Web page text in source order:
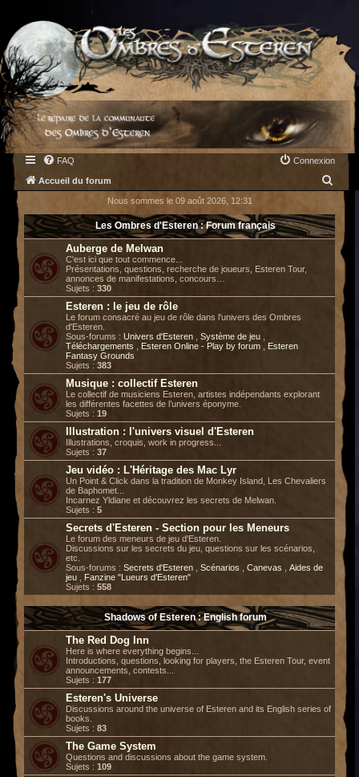
FAQ Connexion
Accueil du forum
c
h
c
Nous sommes le 09 août 2026, 12:31
Les Ombres d'Esteren : Forum français
Auberge de Melwan
C'est ici que tout commence...
Présentations, questions, recherche de joueurs, Esteren Tour,
annonces de manifestations, concours…
Sujets : 330
Esteren : le jeu de rôle
Le forum consacré au jeu de rôle dans l'univers des Ombres
d'Esteren.
Sous-forums : Univers d'Esteren Système de jeu
Téléchargements
Esteren Online - Play by forum
Esteren
Fantasy Grounds
Sujets : 383
Musique : collectif Esteren
Le collectif de musiciens Esteren, artistes indépendants explorant
les différentes facettes de l’univers éponyme.
Sujets : 19
Illustration : l'univers visuel d'Esteren
Illustrations, croquis, work in progress...
Sujets : 37
Jeu vidéo : L'Héritage des Mac Lyr
Un Point & Click dans la tradition de Monkey Island, Les Chevaliers
de Baphomet...
Incarnez Yldiane et découvrez les secrets de Melwan.
Sujets : 5
Secrets d'Esteren - Section pour les Meneurs
Le forum des meneurs de jeu d'Esteren.
Discussions sur les secrets du jeu, questions sur les scénarios,
etc.
Sous-forums : Secrets d'Esteren Scénarios Canevas
Aides de
jeu
Fanzine "Lueurs d'Esteren"
Sujets : 558
Shadows of Esteren : English forum
The Red Dog Inn
Here is where everything begins...
Introductions, questions, looking for players, the Esteren Tour, event
announcements, contests...
Sujets : 177
Esteren's Universe
Discussions around the universe of Esteren and its English series of
books.
Sujets : 83
The Game System
Questions and discussions about the game system.
Sujets : 109